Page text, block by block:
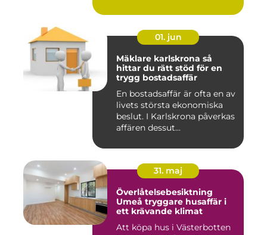
01. jun
Mäklare karlskrona så
hittar du rätt stöd för en
trygg bostadsaffär
En bostadsaffär är ofta en av
livets största ekonomiska
beslut. I Karlskrona påverkas
affären dessut...
31. maj
Överlåtelsebesiktning
Umeå tryggare husaffär i
ett krävande klimat
Att köpa hus i Västerbotten